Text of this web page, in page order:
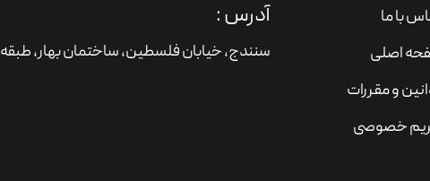
با ما
اصلی
و مقررات
خصوصی
آدرس :
سنندج، خیابان فلسطین،‌ ساختمان بهار، طبقه2